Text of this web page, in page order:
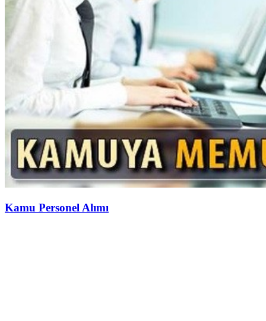
Kamu Personel Alımı